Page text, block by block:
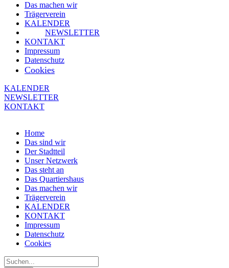
Das machen wir
Trägerverein
KALENDER
NEWSLETTER
KONTAKT
Impressum
Datenschutz
Cookies
KALENDER
NEWSLETTER
KONTAKT
Home
Das sind wir
Der Stadtteil
Unser Netzwerk
Das steht an
Das Quartiershaus
Das machen wir
Trägerverein
KALENDER
KONTAKT
Impressum
Datenschutz
Cookies